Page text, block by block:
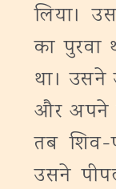
लिया।
का पुरवा
था।
और अपने
तब शिव-
उसने